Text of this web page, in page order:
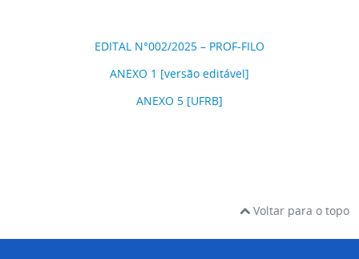
EDITAL N°002/2025 – PROF-FILO
ANEXO 1 [versão editável]
ANEXO 5 [UFRB]
Voltar para o topo